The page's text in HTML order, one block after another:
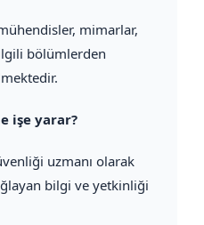
mimarlar,
bölümlerden
işe yarar?
uzmanı olarak
bilgi ve yetkinliği